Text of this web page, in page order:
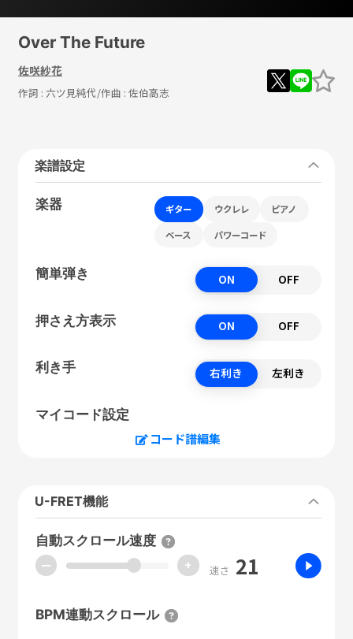
Over The Future
佐咲紗花
作詞 : 六ツ見純代/作曲 : 佐伯高志
楽譜設定
楽器 ギター ウクレレ ピアノ
ベース パワーコード
簡単弾き ON OFF
押さえ方表示 ON OFF
利き手 右利き 左利き
マイコード設定
コード譜編集
U-FRET機能
自動スクロール速度
ー + 速さ 21
BPM連動スクロール